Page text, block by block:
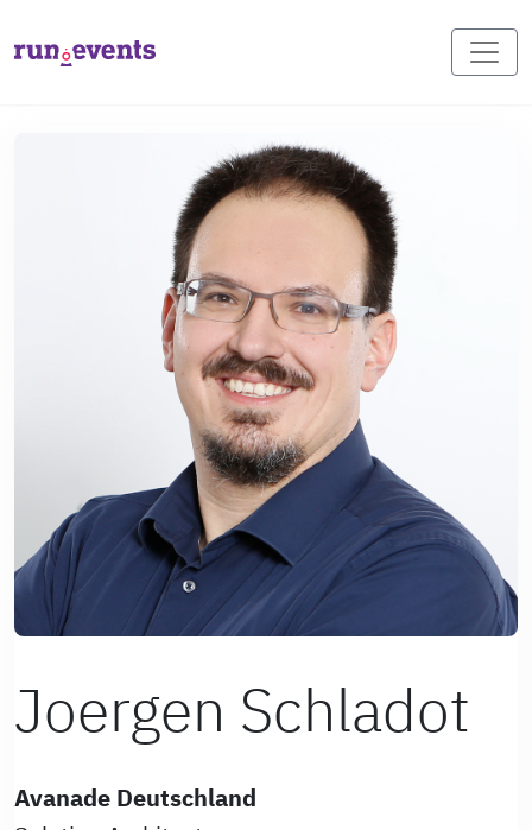
Joergen Schladot
Avanade Deutschland